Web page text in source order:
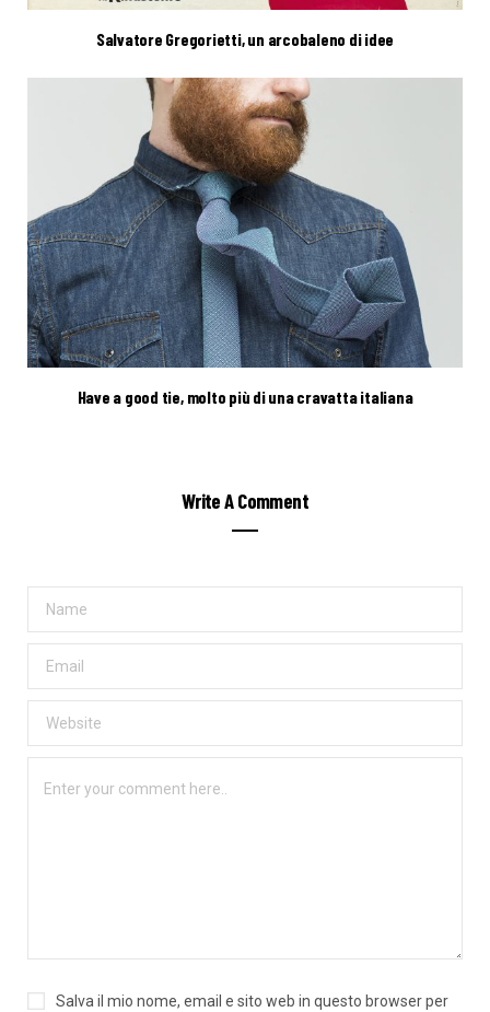
Salvatore Gregorietti, un arcobaleno di idee
Have a good tie, molto più di una cravatta italiana
Write A Comment
Salva il mio nome, email e sito web in questo browser per